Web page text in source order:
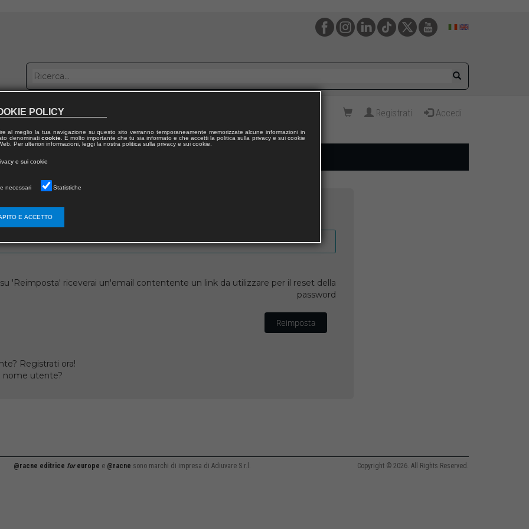
con noi Registrati Accedi
'Reimposta' riceverai un'email contentente un link da utilizzare per il reset della
password
Reimposta
Registrati ora!
nome utente?
@racne editrice foreurope e @racne sono marchi di impresa di Adiuvare S.r.l. Copyright © 2026. All Rights Reserved.
POLICY
al meglio la tua navigazione su questo sito verranno temporaneamente memorizzate alcune informazioni in
denominati cookie. È molto importante che tu sia informato e che accetti la politica sulla privacy e sui cookie
Per ulteriori informazioni, leggi la nostra politica sulla privacy e sui cookie.
e sui cookie
necessari Statistiche
E ACCETTO